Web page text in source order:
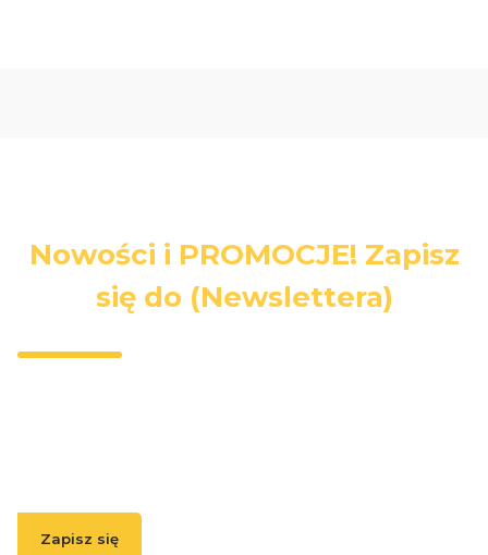
Nowości i PROMOCJE! Zapisz
się do (Newslettera)
Zapisz się